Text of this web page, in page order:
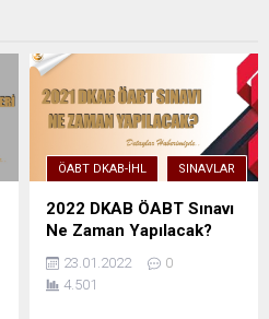
ÖABT DKAB-İHL SINAVLAR
2022 DKAB ÖABT Sınavı
Ne Zaman Yapılacak?
23.01.2022
0
4.501